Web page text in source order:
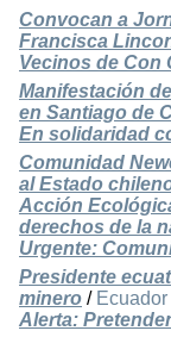
Convocan a
Francisca
Vecinos de Con
Manifestación
en Santiago de
En solidaridad
Comunidad
al Estado
Acción
derechos de la
Urgente:
Presidente
minero / Ecuador
Alerta: